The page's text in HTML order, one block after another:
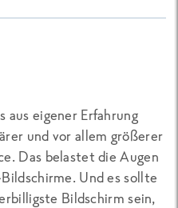
aus eigener Erfahrung
und vor allem größerer
Das belastet die Augen
Und es sollte
Bildschirm sein,